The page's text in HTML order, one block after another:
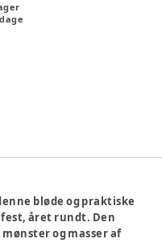
dage
bløde og praktiske
året rundt. Den
og masser af